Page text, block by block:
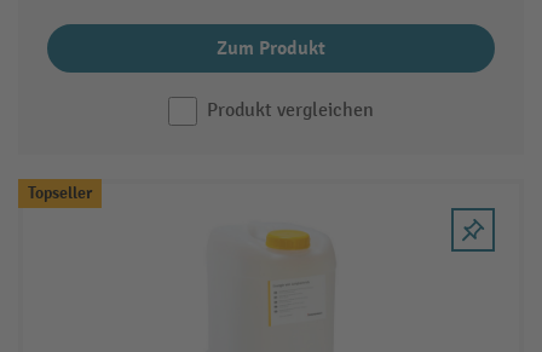
Zum Produkt
Produkt vergleichen
Topseller